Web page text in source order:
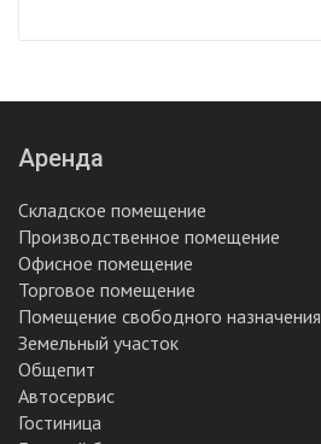
Аренда
Складское помещение
Производственное помещение
Офисное помещение
Торговое помещение
Помещение свободного назначения
Земельный участок
Общепит
Автосервис
Гостиница